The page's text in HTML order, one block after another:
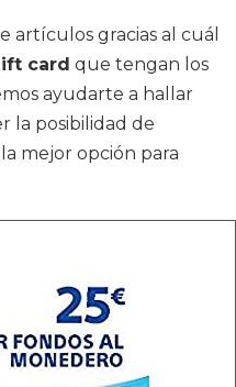
artículos gracias al cuál
card que tengan los
ayudarte a hallar
la posibilidad de
mejor opción para